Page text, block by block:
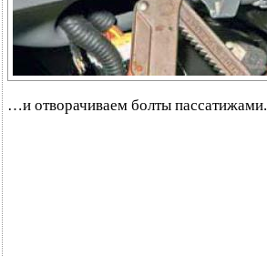
…и отворачиваем болты пассатижами.